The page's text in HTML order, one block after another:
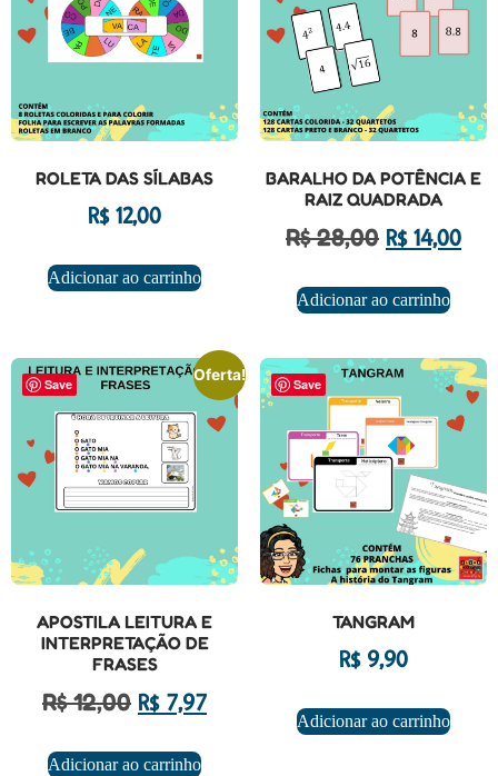
ROLETA DAS SÍLABAS
R$12,00
Adicionar ao carrinho
BARALHO DA POTÊNCIA E
RAIZ QUADRADA
R$28,00 R$14,00
Adicionar ao carrinho
Save
Oferta!
APOSTILA LEITURA E
INTERPRETAÇÃO DE
FRASES
R$12,00 R$7,97
Adicionar ao carrinho
Save
TANGRAM
R$9,90
Adicionar ao carrinho